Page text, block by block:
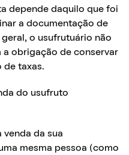
depende daquilo que foi
a documentação de
o usufrutuário não
obrigação de conservar
de taxas.
do usufruto
venda da sua
mesma pessoa (como